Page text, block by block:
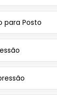
para Posto